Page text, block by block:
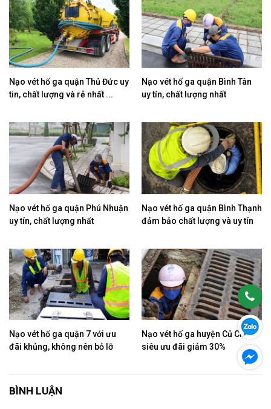
Nạo vét hố ga quận Thủ Đức uy
tin, chất lượng và rẻ nhất ...
Nạo vét hố ga quận Bình Tân
uy tín, chất lượng nhất
Nạo vét hố ga quận Phú Nhuận
uy tín, chất lượng nhất
Nạo vét hố ga quận Bình Thạnh
đảm bảo chất lượng và uy tín
Nạo vét hố ga quận 7 với ưu
đãi khủng, không nên bỏ lỡ
Nạo vét hố ga huyện Củ Chi
siêu ưu đãi giảm 30%
BÌNH LUẬN